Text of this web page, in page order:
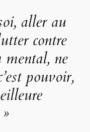
aller au
contre
ne
pouvoir,